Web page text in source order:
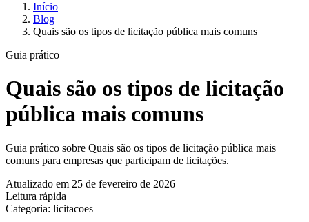
Início
Blog
Quais são os tipos de licitação pública mais comuns
Guia prático
Quais são os tipos de licitação
pública mais comuns
Guia prático sobre Quais são os tipos de licitação pública mais
comuns para empresas que participam de licitações.
Atualizado em 25 de fevereiro de 2026
Leitura rápida
Categoria: licitacoes